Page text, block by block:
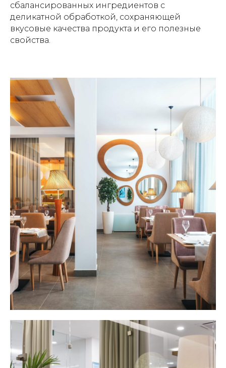
сбалансированных ингредиентов с
деликатной обработкой, сохраняющей
вкусовые качества продукта и его полезные
свойства.